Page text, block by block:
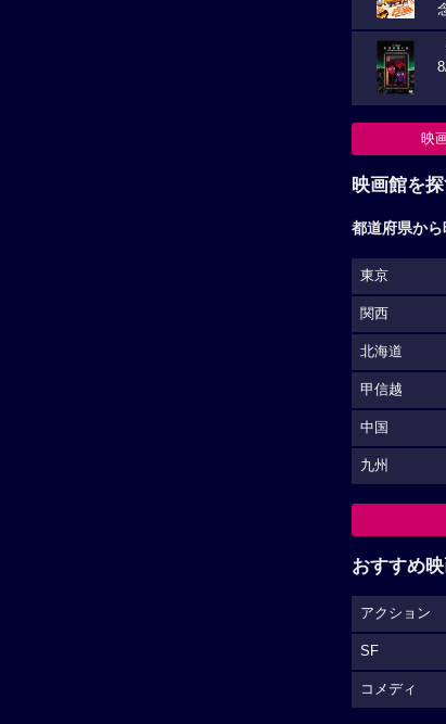
映
映画館を
都道府県か
東京
関西
北海道
甲信越
中国
九州
おすすめ
アクション
SF
コメディ